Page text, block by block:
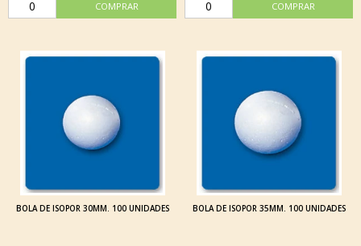
BOLA DE ISOPOR 30MM. 100 UNIDADES BOLA DE ISOPOR 35MM. 100 UNIDADES